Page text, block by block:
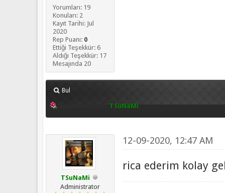
Yorumları: 19
Konuları: 2
Kayıt Tarihi: Jul
2020
Rep Puanı: 0
Ettiği Teşekkür: 6
Aldığı Teşekkür: 17
Mesajında 20
Bul
TSuNaMi
TSuNaMi
Administrator
12-09-2020, 12:47 AM
rica ederim kolay